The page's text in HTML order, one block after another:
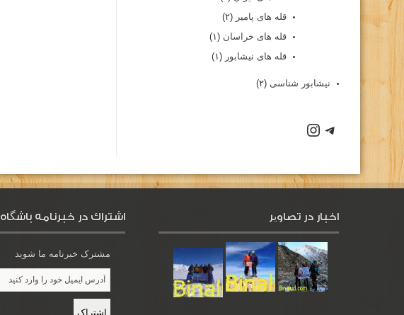
قله های پامیر (۲)
قله های خراسان (۱)
قله های نیشابور (۱)
نیشابور شناسی (۲)
اخبار در تصاویر اشتراك در خبرنامه باشگاه
مشترک خبرنامه ما شوید